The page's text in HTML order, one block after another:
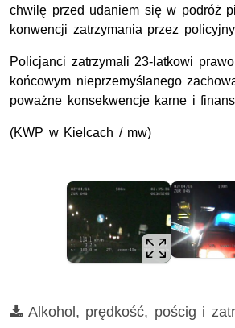
chwilę przed udaniem się w podróż
konwencji zatrzymania przez
Policjanci zatrzymali 23-latkowi
końcowym nieprzemyślanego
poważne konsekwencje karne i
(KWP w Kielcach / mw)
Film
Alkohol, prędkość, pościg i